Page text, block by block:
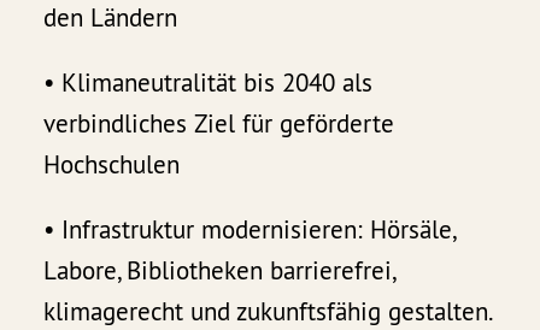
den Ländern
• Klimaneutralität bis 2040 als
verbindliches Ziel für geförderte
Hochschulen
• Infrastruktur modernisieren: Hörsäle,
Labore, Bibliotheken barrierefrei,
klimagerecht und zukunftsfähig gestalten.